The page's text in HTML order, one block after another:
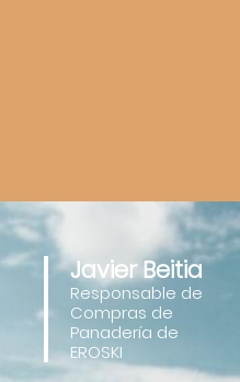
Javier Beitia
Responsable de
Compras de
Panadería de
EROSKI